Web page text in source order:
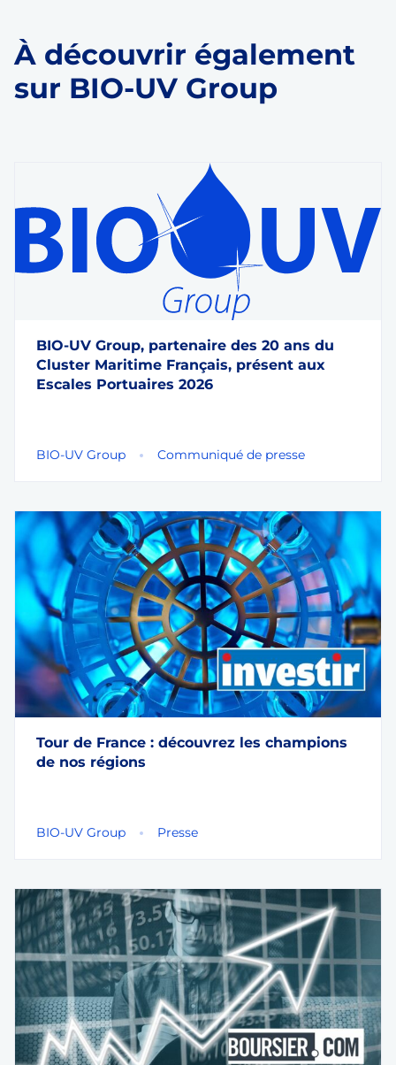
À découvrir également
sur BIO-UV Group
BIO-UV Group, partenaire des 20 ans du
Cluster Maritime Français, présent aux
Escales Portuaires 2026
BIO-UV Group Communiqué de presse
Tour de France : découvrez les champions
de nos régions
BIO-UV Group Presse